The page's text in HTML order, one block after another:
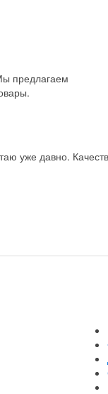
предлагаем
уже давно.